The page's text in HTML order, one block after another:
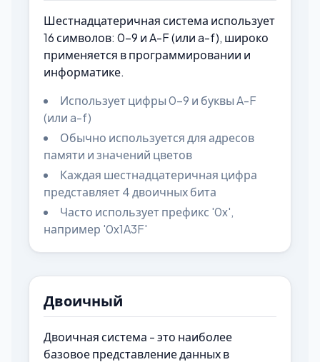
Шестнадцатеричная система использует
16 символов: 0-9 и A-F (или a-f), широко
применяется в программировании и
информатике.
Использует цифры 0-9 и буквы A-F
(или a-f)
Обычно используется для адресов
памяти и значений цветов
Каждая шестнадцатеричная цифра
представляет 4 двоичных бита
Часто использует префикс '0x',
например '0x1A3F'
Двоичный
Двоичная система - это наиболее
базовое представление данных в